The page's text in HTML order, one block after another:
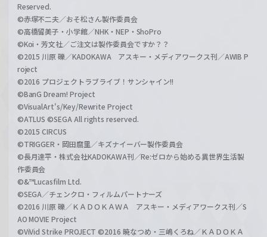
Reserved.
©赤塚不二夫／おそ松さん製作委員会
©高橋留美子・小学館／NHK・NEP・ShoPro
©Koi・芳文社／ご注文は製作委員会ですか？？
©2015 川原 礫／KADOKAWA アスキー・メディアワークス刊／AWIB P
roject
©2016 プロジェクトラブライブ！サンシャイン!!
©BanG Dream! Project
©VisualArt's/Key/Rewrite Project
©ATLUS ©SEGA All rights reserved.
©2015 CIRCUS
©TRIGGER・岡田麿里／キズナイーバー製作委員会
©長月達平・株式会社KADOKAWA刊／Re:ゼロから始める異世界生活製
作委員会
©&™Lucasfilm Ltd.
©SEGA／チェンクロ・フィルムパートナーズ
©2016 川原 礫／ＫＡＤＯＫＡＷＡ アスキー・メディアワークス刊／S
AO MOVIE Project
©ViVid Strike PROJECT ©2016 暁なつめ・三嶋くろね／ＫＡＤＯＫＡ